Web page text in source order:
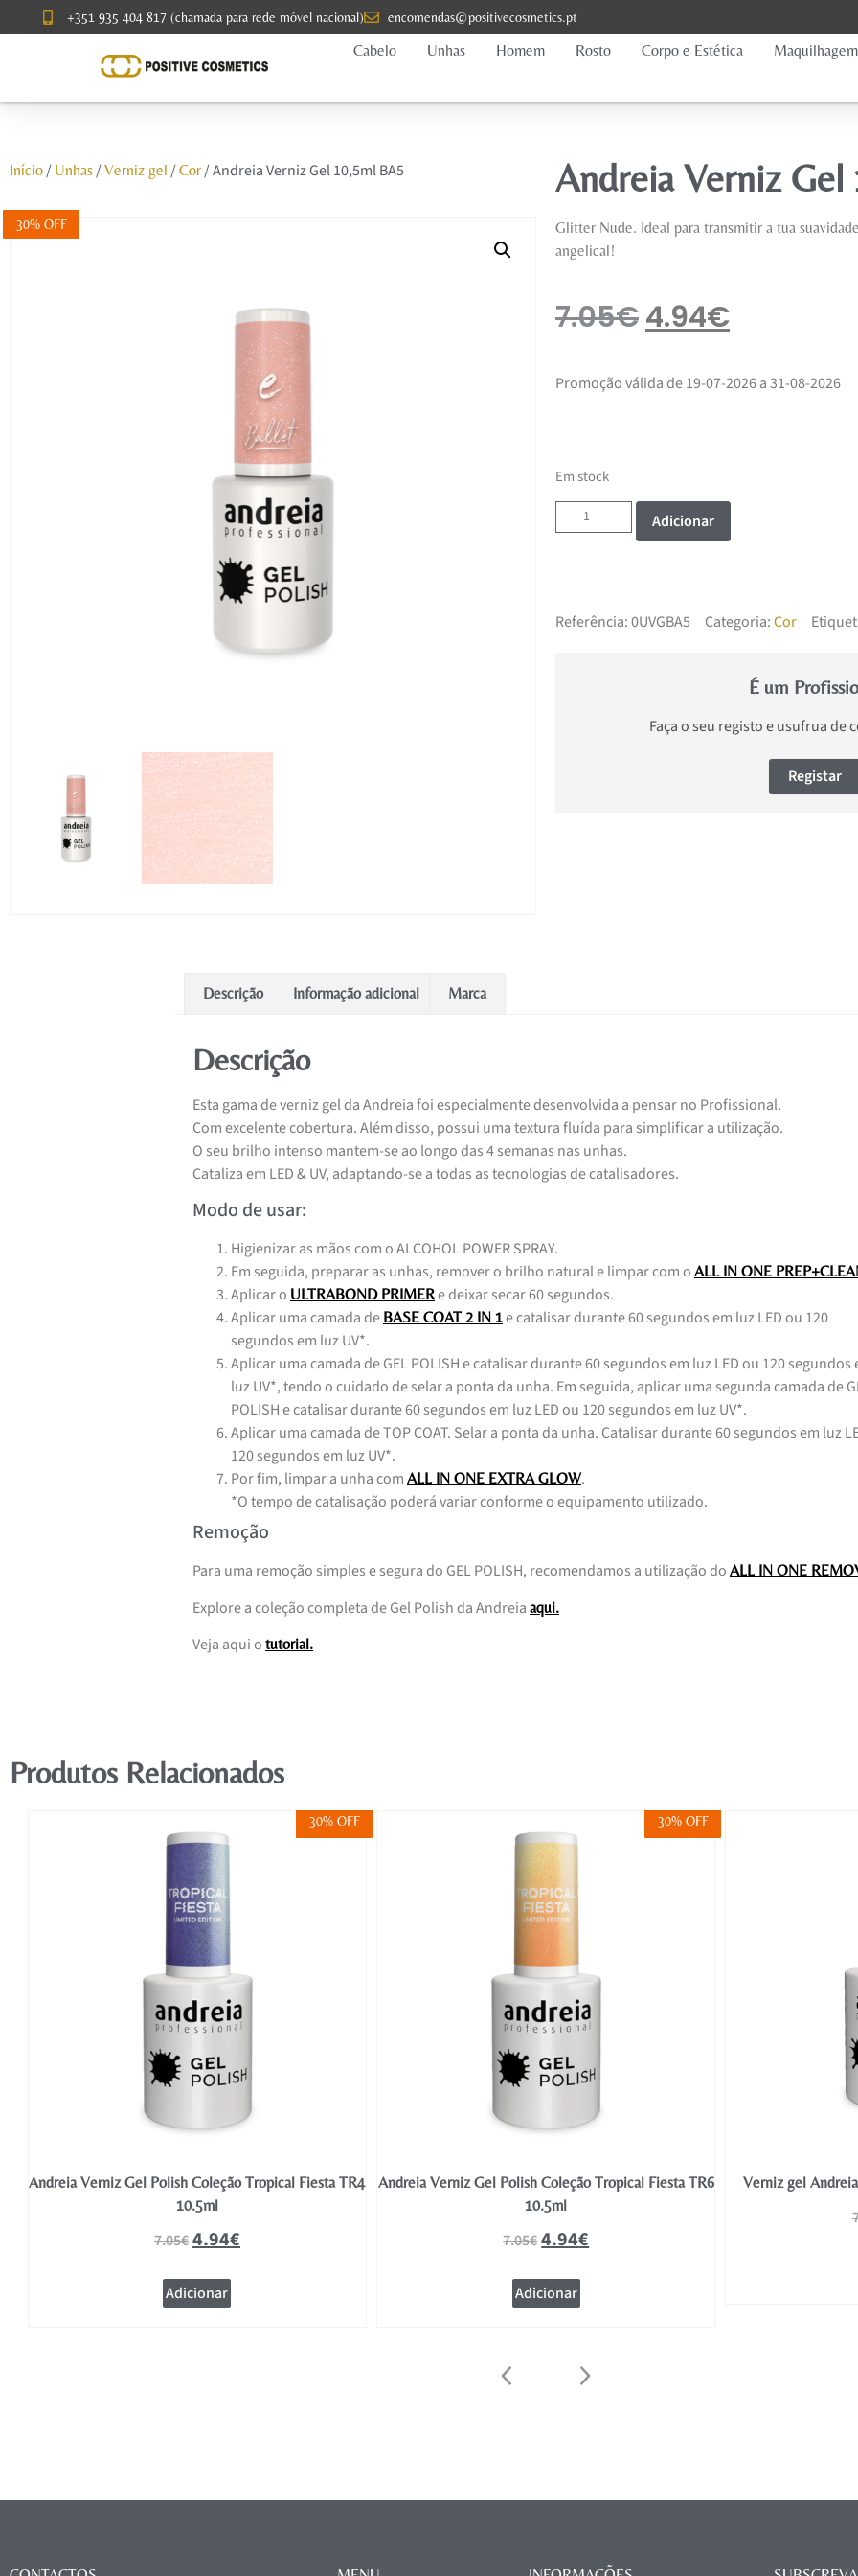
+351 935 404 817 (chamada para rede móvel nacional) encomendas@positivecosmetics.pt
Cabelo Unhas Homem Rosto Corpo e Estética Maquilhagem
Início/ Unhas/ Verniz gel / Cor/ Andreia Verniz Gel 10,5ml BA5
30% OFF
Andreia Verniz
Glitter Nude. Ideal para transmitir a tua
angelical!
7.05€4.94€
Promoção válida de 19-07-2026 a 31-08-2026
Em stock
Adicionar
Referência:0UVGBA5 Categoria:Cor
É um
Faça o seu registo e usufrua de
Registar
Descrição Informação adicional Marca
Descrição
Esta gama de verniz gel da Andreia foi especialmente desenvolvida a pensar no Profissional.
Com excelente cobertura. Além disso, possui uma textura fluída para simplificar a utilização.
O seu brilho intenso mantem-se ao longo das 4 semanas nas unhas.
Cataliza em LED & UV, adaptando-se a todas as tecnologias de catalisadores.
Modo de usar:
Higienizar as mãos com o ALCOHOL POWER SPRAY.
Em seguida, preparar as unhas, remover o brilho natural e limpar com o ALL IN ONE
Aplicar o ULTRABOND PRIMERe deixar secar 60 segundos.
Aplicar uma camada de BASE COAT 2 IN 1e catalisar durante 60 segundos em luz LED ou 120
segundos em luz UV*.
Aplicar uma camada de GEL POLISH e catalisar durante 60 segundos em luz LED ou 120 segundos
luz UV*, tendo o cuidado de selar a ponta da unha. Em seguida, aplicar uma segunda camada de
POLISH e catalisar durante 60 segundos em luz LED ou 120 segundos em luz UV*.
Aplicar uma camada de TOP COAT. Selar a ponta da unha. Catalisar durante 60 segundos em luz
120 segundos em luz UV*.
Por fim, limpar a unha com ALL IN ONE EXTRA GLOW.
*O tempo de catalisação poderá variar conforme o equipamento utilizado.
Remoção
Para uma remoção simples e segura do GEL POLISH, recomendamos a utilização do ALL IN ONE
Explore a coleção completa de Gel Polish da Andreia aqui.
Veja aqui o tutorial.
Produtos Relacionados
30% OFF
Andreia Verniz Gel Polish Coleção Tropical Fiesta TR4
10.5ml
7.05€4.94€
Adicionar
30% OFF
Andreia Verniz Gel Polish Coleção Tropical Fiesta TR6
10.5ml
7.05€4.94€
Adicionar
Verniz gel